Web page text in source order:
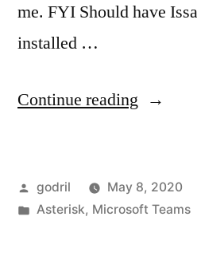
me. FYI Should have
installed …
Continue reading
Routing
Posted
by
godril
May 8, 2020
Posted
Asterisk, Microsoft Teams